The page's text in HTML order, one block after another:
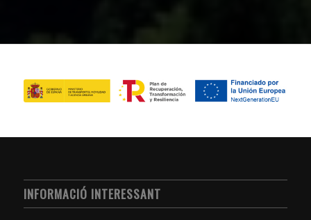
INFORMACIÓ INTERESSANT